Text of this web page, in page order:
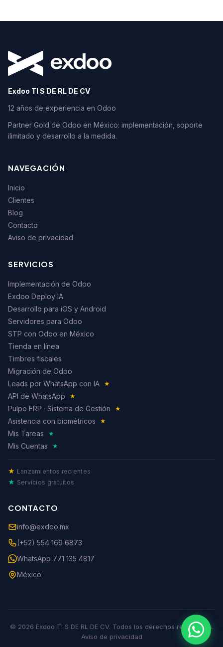
Exdoo TI S DE RL DE CV
12 años de experiencia en Odoo
Partner Gold de Odoo en México: implementación, soporte
ilimitado y desarrollo a la medida.
NAVEGACIÓN
Inicio
Clientes
Blog
Contacto
Aviso de privacidad
SERVICIOS
Implementación de Odoo
Exdoo Deploy IA
Desarrollo para iOS y Android
Servidores para Odoo
STP con Odoo en México
Tienda en línea
Timbres fiscales
Migración de Odoo
Leads por WhatsApp con IA
★
API de WhatsApp ★
Pulpo ERP · Sistema de Gestión ★
Asistencia con biométricos ★
Mis Tareas ★
Mis Cuentas ★
★ Lanzamientos recientes
★ Servicios gratuitos
CONTACTO
info@exdoo.mx
(+52) 554 169 6873
WhatsApp 771 135 4817
México
© 2026 Exdoo TI S DE RL DE CV. Todos los derechos reservados.
Aviso de privacidad